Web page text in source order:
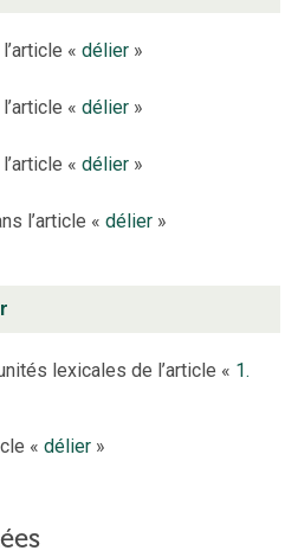
« délier»
« délier»
« délier»
l’article « délier»
lexicales de l’article « 1.
« délier»